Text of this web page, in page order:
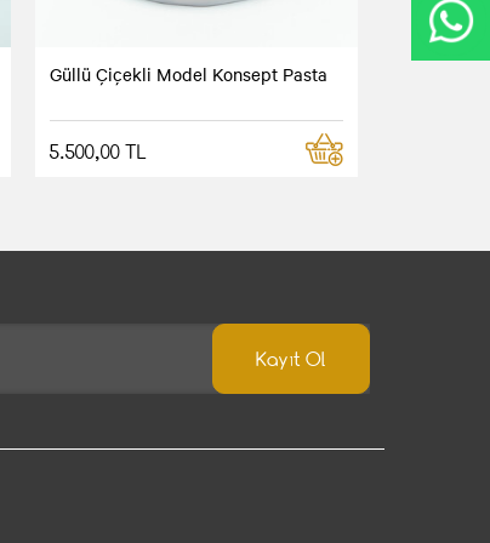
Güllü Çiçekli Model Konsept Pasta
5.500,00 TL
Kayıt Ol